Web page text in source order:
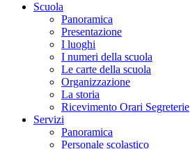
Scuola
Panoramica
Presentazione
I luoghi
I numeri della scuola
Le carte della scuola
Organizzazione
La storia
Ricevimento Orari Segreterie
Servizi
Panoramica
Personale scolastico